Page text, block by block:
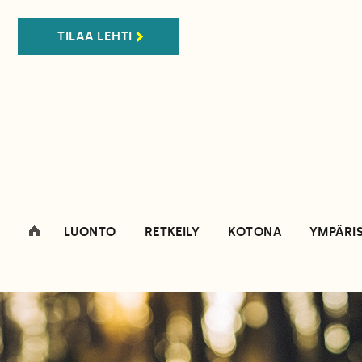
TILAA LEHTI
LUONTO RETKEILY KOTONA